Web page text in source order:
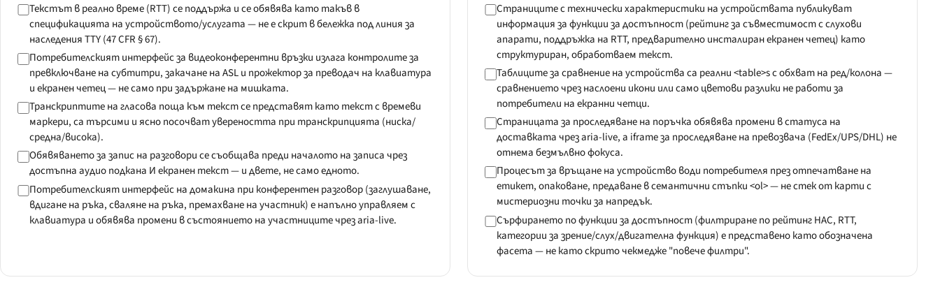
Текстът в реално време (RTT) се поддържа и се обявява като такъв в
спецификацията на устройството/услугата — не е скрит в бележка под линия за
наследения TTY (47 CFR § 67).
Потребителският интерфейс за видеоконферентни връзки излага контролите за
превключване на субтитри, закачане на ASL и прожектор за преводач на клавиатура
и екранен четец — не само при задържане на мишката.
Транскриптите на гласова поща към текст се представят като текст с времеви
маркери, са търсими и ясно посочват увереността при транскрипцията (ниска/
средна/висока).
Обявяването за запис на разговори се съобщава преди началото на записа чрез
достъпна аудио подкана И екранен текст — и двете, не само едното.
Потребителският интерфейс на домакина при конферентен разговор (заглушаване,
вдигане на ръка, сваляне на ръка, премахване на участник) е напълно управляем с
клавиатура и обявява промени в състоянието на участниците чрез aria-live.
Страниците с технически характеристики на устройствата публикуват
информация за функции за достъпност (рейтинг за съвместимост с слухови
апарати, поддръжка на RTT, предварително инсталиран екранен четец) като
структуриран, обработваем текст.
Таблиците за сравнение на устройства са реални <table>s с обхват на ред/колона —
сравнението чрез наслоени икони или само цветови разлики не работи за
потребители на екранни четци.
Страницата за проследяване на поръчка обявява промени в статуса на
доставката чрез aria-live, а iframe за проследяване на превозвача (FedEx/UPS/DHL) не
отнема безмълвно фокуса.
Процесът за връщане на устройство води потребителя през отпечатване на
етикет, опаковане, предаване в семантични стъпки <ol> — не стек от карти с
мистериозни точки за напредък.
Сърфирането по функции за достъпност (филтриране по рейтинг HAC, RTT,
категории за зрение/слух/двигателна функция) е представено като обозначена
фасета — не като скрито чекмедже "повече филтри".